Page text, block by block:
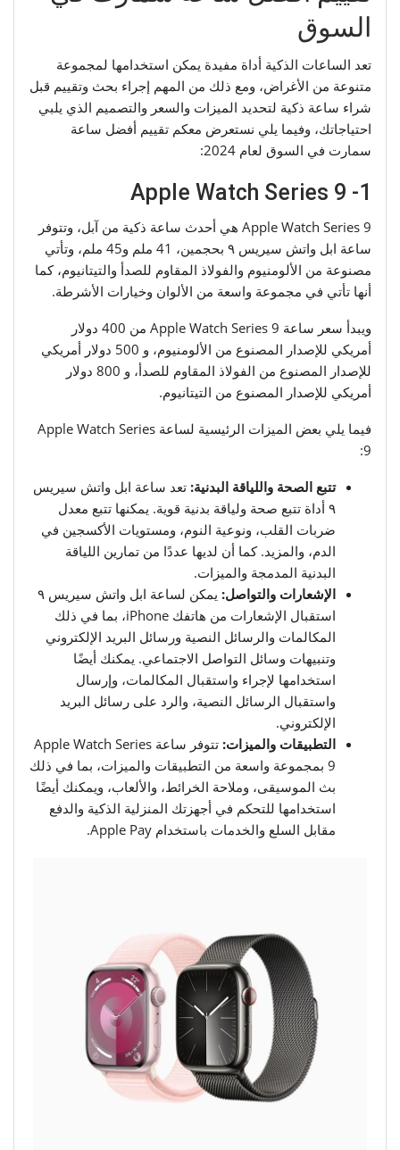
السوق
تعد الساعات الذكية أداة مفيدة يمكن استخدامها لمجموعة
متنوعة من الأغراض، ومع ذلك من المهم إجراء بحث وتقييم قبل
شراء ساعة ذكية لتحديد الميزات والسعر والتصميم الذي يلبي
احتياجاتك، وفيما يلي نستعرض معكم تقييم أفضل ساعة
سمارت في السوق لعام 2024:
1- Apple Watch Series 9
Apple Watch Series 9 هي أحدث ساعة ذكية من آبل، وتتوفر
ساعة ابل واتش سيريس ٩ بحجمين، 41 ملم و45 ملم، وتأتي
مصنوعة من الألومنيوم والفولاذ المقاوم للصدأ والتيتانيوم، كما
أنها تأتي في مجموعة واسعة من الألوان وخيارات الأشرطة.
ويبدأ سعر ساعة Apple Watch Series 9 من 400 دولار
أمريكي للإصدار المصنوع من الألومنيوم، و 500 دولار أمريكي
للإصدار المصنوع من الفولاذ المقاوم للصدأ، و 800 دولار
أمريكي للإصدار المصنوع من التيتانيوم.
فيما يلي بعض الميزات الرئيسية لساعة Apple Watch Series
9:
تتبع الصحة واللياقة البدنية: تعد ساعة ابل واتش سيريس
٩ أداة تتبع صحة ولياقة بدنية قوية. يمكنها تتبع معدل
ضربات القلب، ونوعية النوم، ومستويات الأكسجين في
الدم، والمزيد. كما أن لديها عددًا من تمارين اللياقة
البدنية المدمجة والميزات.
الإشعارات والتواصل:
يمكن لساعة ابل واتش سيريس ٩
استقبال الإشعارات من هاتفك iPhone، بما في ذلك
المكالمات والرسائل النصية ورسائل البريد الإلكتروني
وتنبيهات وسائل التواصل الاجتماعي. يمكنك أيضًا
استخدامها لإجراء واستقبال المكالمات، وإرسال
واستقبال الرسائل النصية، والرد على رسائل البريد
الإلكتروني.
التطبيقات والميزات:
تتوفر ساعة Apple Watch Series
9 بمجموعة واسعة من التطبيقات والميزات، بما في ذلك
بث الموسيقى، وملاحة الخرائط، والألعاب، ويمكنك أيضًا
استخدامها للتحكم في أجهزتك المنزلية الذكية والدفع
مقابل السلع والخدمات باستخدام Apple Pay.